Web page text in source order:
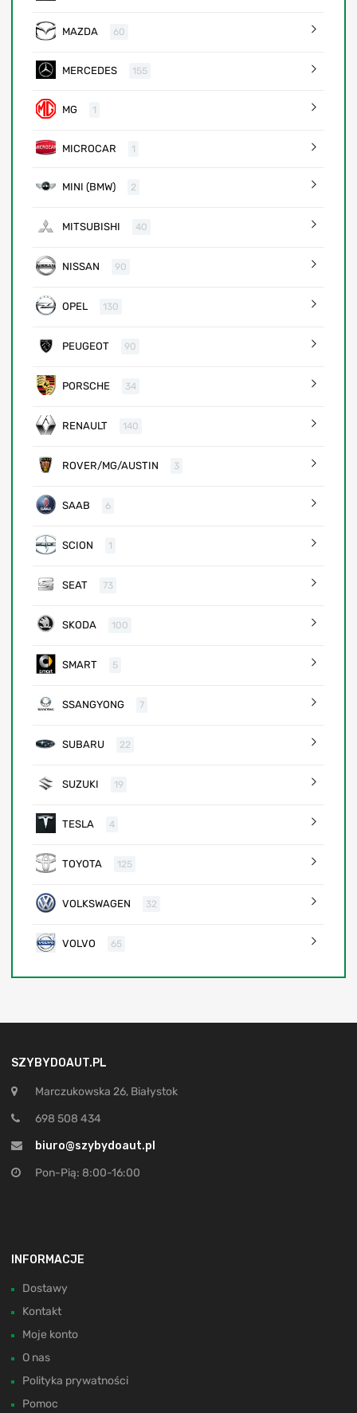
MAZDA 60
MERCEDES 155
MG 1
MICROCAR 1
MINI (BMW) 2
MITSUBISHI 40
NISSAN 90
OPEL 130
PEUGEOT 90
PORSCHE 34
RENAULT 140
ROVER/MG/AUSTIN 3
SAAB 6
SCION 1
SEAT 73
SKODA 100
SMART 5
SSANGYONG 7
SUBARU 22
SUZUKI 19
TESLA 4
TOYOTA 125
VOLKSWAGEN 32
VOLVO 65
SZYBYDOAUT.PL
Marczukowska 26, Białystok
698 508 434
biuro@szybydoaut.pl
Pon-Pią: 8:00-16:00
INFORMACJE
Dostawy
Kontakt
Moje konto
O nas
Polityka prywatności
Pomoc